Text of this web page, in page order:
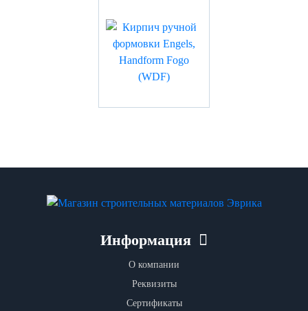
Информация
О компании
Реквизиты
Сертификаты